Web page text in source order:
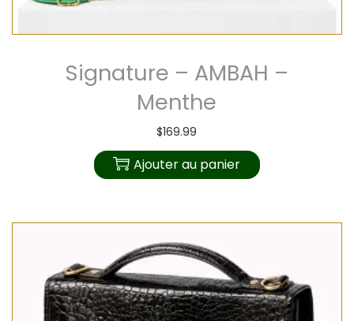
Signature – AMBAH –
Menthe
$169.99
Ajouter au panier